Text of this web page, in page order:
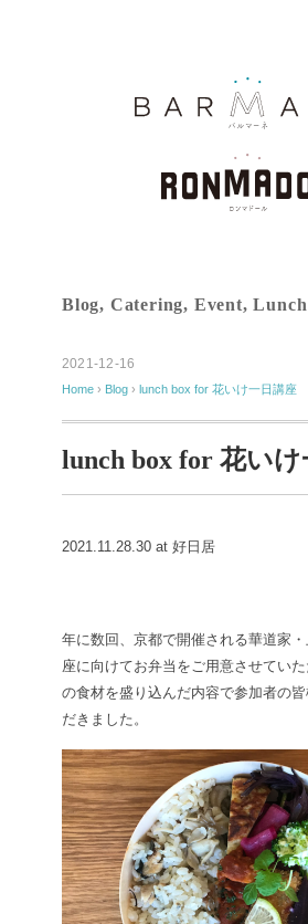
Blog, Catering, Event,
2021-12-16
Home › Blog › lunch box for 花いけ一日講座
lunch box for 花い
2021.11.28.30 at 好日居
年に数回、京都で開催される華道家
座に向けてお弁当をご用意させてい
の食材を盛り込んだ内容で参加者の
だきました。